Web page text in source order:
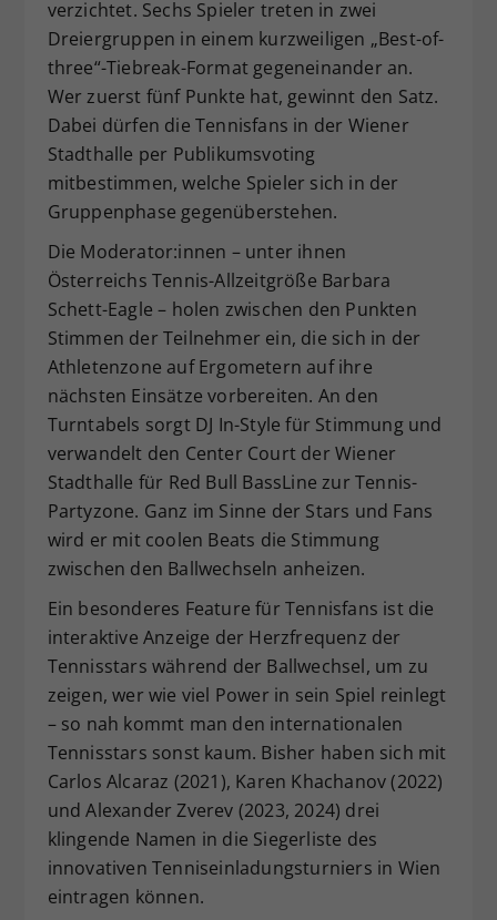
verzichtet. Sechs Spieler treten in zwei
Dreiergruppen in einem kurzweiligen „Best-of-
three“-Tiebreak-Format gegeneinander an.
Wer zuerst fünf Punkte hat, gewinnt den Satz.
Dabei dürfen die Tennisfans in der Wiener
Stadthalle per Publikumsvoting
mitbestimmen, welche Spieler sich in der
Gruppenphase gegenüberstehen.
Die Moderator:innen – unter ihnen
Österreichs Tennis-Allzeitgröße Barbara
Schett-Eagle – holen zwischen den Punkten
Stimmen der Teilnehmer ein, die sich in der
Athletenzone auf Ergometern auf ihre
nächsten Einsätze vorbereiten. An den
Turntabels sorgt DJ In-Style für Stimmung und
verwandelt den Center Court der Wiener
Stadthalle für Red Bull BassLine zur Tennis-
Partyzone. Ganz im Sinne der Stars und Fans
wird er mit coolen Beats die Stimmung
zwischen den Ballwechseln anheizen.
Ein besonderes Feature für Tennisfans ist die
interaktive Anzeige der Herzfrequenz der
Tennisstars während der Ballwechsel, um zu
zeigen, wer wie viel Power in sein Spiel reinlegt
– so nah kommt man den internationalen
Tennisstars sonst kaum. Bisher haben sich mit
Carlos Alcaraz (2021), Karen Khachanov (2022)
und Alexander Zverev (2023, 2024) drei
klingende Namen in die Siegerliste des
innovativen Tenniseinladungsturniers in Wien
eintragen können.